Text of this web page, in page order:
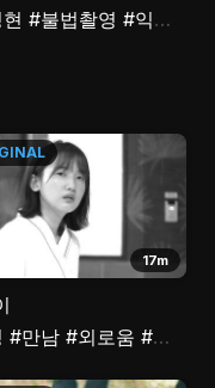
#폭력 #성추행
#불법촬영 #익명성
순 #폭싹속았수다
17m
#만남 #외로움 #안소요